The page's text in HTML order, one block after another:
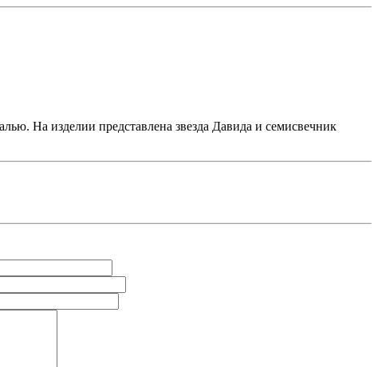
На изделии представлена звезда Давида и семисвечник